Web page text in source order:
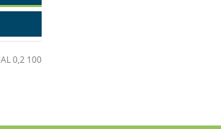
0,2 100